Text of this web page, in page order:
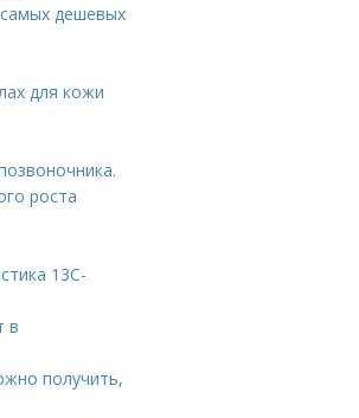
дешевых
для кожи
роста
13С-
в
получить,